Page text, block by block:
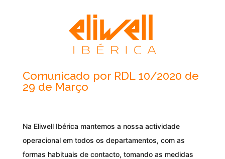
Comunicado por RDL 10/2020 de
29 de Março
Na Eliwell Ibérica mantemos a nossa actividade
operacional em todos os departamentos, com as
formas habituais de contacto, tomando as medidas